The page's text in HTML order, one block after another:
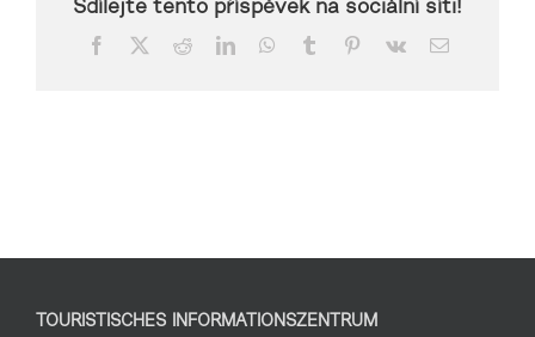
Sdílejte tento příspěvek na sociální síti!
Facebook RedditLinkedInWhatsApp
Tumblr Pinterest
Vk Email
TOURISTISCHES INFORMATIONSZENTRUM